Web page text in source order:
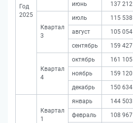
Год
2025
июнь
137 212
Квартал
3
июль 115 538
август
105 054
сентябрь
159 427
Квартал
4
октябрь 161 105
ноябрь
159 120
декабрь
150 634
Квартал
1
январь 144 503
февраль
108 967